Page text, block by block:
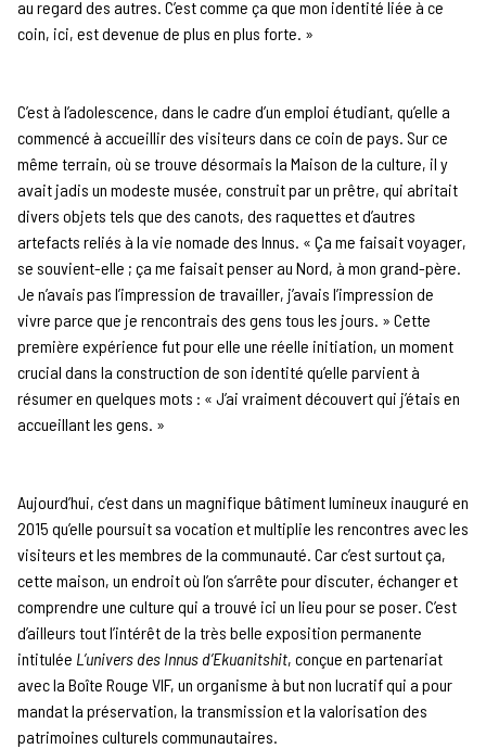
au regard des autres. C’est comme ça que mon identité liée à ce
coin, ici, est devenue de plus en plus forte. »
C’est à l’adolescence, dans le cadre d’un emploi étudiant, qu’elle a
commencé à accueillir des visiteurs dans ce coin de pays. Sur ce
même terrain, où se trouve désormais la Maison de la culture, il y
avait jadis un modeste musée, construit par un prêtre, qui abritait
divers objets tels que des canots, des raquettes et d’autres
artefacts reliés à la vie nomade des Innus. « Ça me faisait voyager,
se souvient-elle ; ça me faisait penser au Nord, à mon grand-père.
Je n’avais pas l’impression de travailler, j’avais l’impression de
vivre parce que je rencontrais des gens tous les jours. » Cette
première expérience fut pour elle une réelle initiation, un moment
crucial dans la construction de son identité qu’elle parvient à
résumer en quelques mots : « J’ai vraiment découvert qui j’étais en
accueillant les gens. »
Aujourd’hui, c’est dans un magnifique bâtiment lumineux inauguré en
2015 qu’elle poursuit sa vocation et multiplie les rencontres avec les
visiteurs et les membres de la communauté. Car c’est surtout ça,
cette maison, un endroit où l’on s’arrête pour discuter, échanger et
comprendre une culture qui a trouvé ici un lieu pour se poser. C’est
d’ailleurs tout l’intérêt de la très belle exposition permanente
intitulée L’univers des Innus d’Ekuanitshit, conçue en partenariat
avec la Boîte Rouge VIF, un organisme à but non lucratif qui a pour
mandat la préservation, la transmission et la valorisation des
patrimoines culturels communautaires.